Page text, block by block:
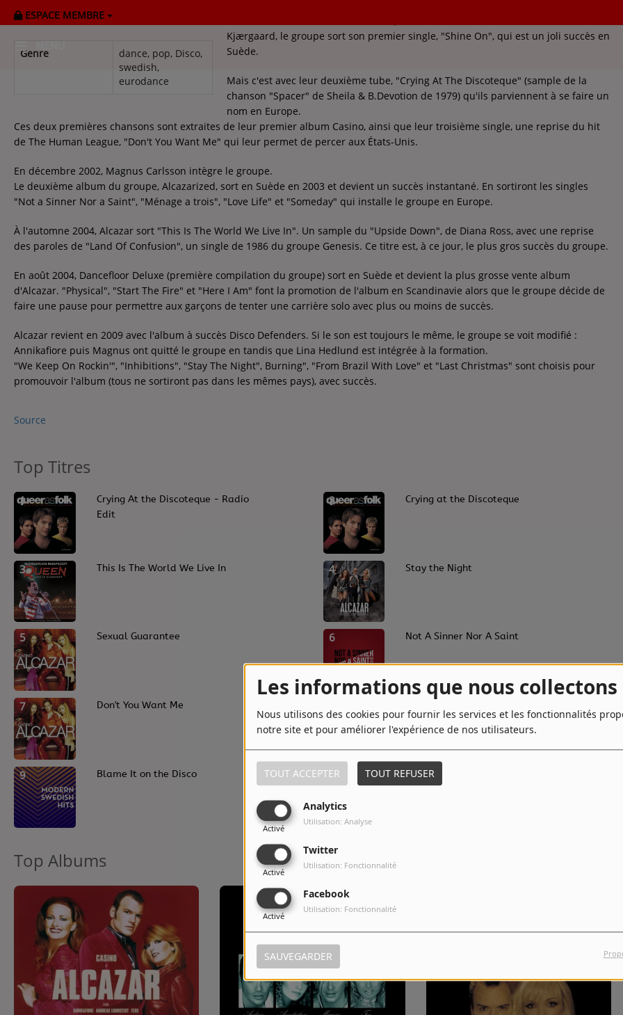
Les informations que nous collectons
Nous utilisons des cookies pour fournir les services et les fonctionnalités
notre site et pour améliorer l'expérience de nos utilisateurs.
TOUT ACCEPTER TOUT REFUSER
Analytics
Activé
Utilisation: Analyse
Twitter
Activé
Utilisation: Fonctionnalité
Facebook
Activé
Utilisation: Fonctionnalité
SAUVEGARDER
ESPACE MEMBRE
MENU
CK RADIO Line-up
PODCASTS
Contact
Recherche d'un titre
Genre
dance, pop, Disco,
swedish,
eurodance
Kjærgaard, le groupe sort son premier single, "Shine On", qui est un joli succès en
Suède.
Mais c'est avec leur deuxième tube, "Crying At The Discoteque" (sample de la
chanson "Spacer" de Sheila & B.Devotion de 1979) qu'ils parviennent à se faire un
nom en Europe.
Ces deux premières chansons sont extraites de leur premier album Casino, ainsi que leur troisième single, une reprise du hit
de The Human League, "Don't You Want Me" qui leur permet de percer aux États-Unis.
En décembre 2002, Magnus Carlsson intègre le groupe.
Le deuxième album du groupe, Alcazarized, sort en Suède en 2003 et devient un succès instantané. En sortiront les singles
"Not a Sinner Nor a Saint", "Ménage a trois", "Love Life" et "Someday" qui installe le groupe en Europe.
À l'automne 2004, Alcazar sort "This Is The World We Live In". Un sample du "Upside Down", de Diana Ross, avec une reprise
des paroles de "Land Of Confusion", un single de 1986 du groupe Genesis. Ce titre est, à ce jour, le plus gros succès du groupe.
En août 2004, Dancefloor Deluxe (première compilation du groupe) sort en Suède et devient la plus grosse vente album
d'Alcazar. "Physical", "Start The Fire" et "Here I Am" font la promotion de l'album en Scandinavie alors que le groupe décide de
faire une pause pour permettre aux garçons de tenter une carrière solo avec plus ou moins de succès.
Alcazar revient en 2009 avec l'album à succès Disco Defenders. Si le son est toujours le même, le groupe se voit modifié :
Annikafiore puis Magnus ont quitté le groupe en tandis que Lina Hedlund est intégrée à la formation.
"We Keep On Rockin'", "Inhibitions", "Stay The Night", Burning", "From Brazil With Love" et "Last Christmas" sont choisis pour
promouvoir l'album (tous ne sortiront pas dans les mêmes pays), avec succès.
Source
Top Titres
1
Crying At the Discoteque - Radio
Edit
2 Crying at the Discoteque
3 This Is The World We Live In 4 Stay the Night
5 Sexual Guarantee 6 Not A Sinner Nor A Saint
7 Don't You Want Me
9 Blame It on the Disco 10 Physical
Top Albums